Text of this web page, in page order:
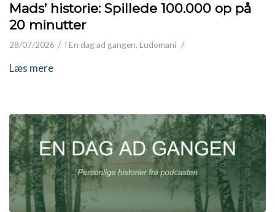
Mads’ historie: Spillede 100.000 op på
20 minutter
28/07/2026 / I En dag ad gangen, Ludomani /
Læs mere